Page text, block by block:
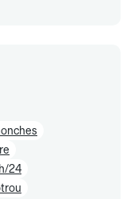
24